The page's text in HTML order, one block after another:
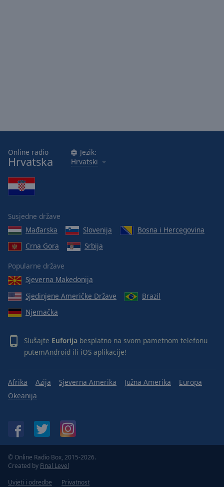
Online radio
Hrvatska
Jezik:
Hrvatski
Susjedne države
Mađarska
Slovenija
Bosna i Hercegovina
Crna Gora
Srbija
Popularne države
Sjeverna Makedonija
Sjedinjene Američke Države
Brazil
Njemačka
Slušajte Euforija besplatno na svom pametnom telefonu
putemAndroid ili iOS aplikacije!
Afrika Azija Sjeverna Amerika Južna Amerika
Europa
Okeanija
© Online Radio Box, 2015-2026.
Created by Final Level
Uvjeti i odredbe
Privatnost